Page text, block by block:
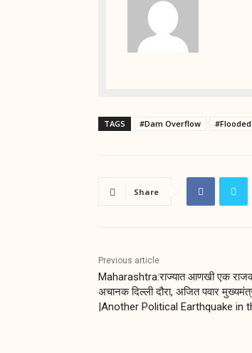
TAGS #Dam Overflow
Share
Previous article
Maharashtra:राज्यात आणखी एक
अचानक दिल्ली दौरा, अजित पवार
|Another Political Earthquake in